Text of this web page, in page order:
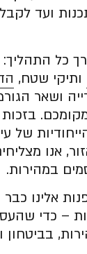
ועד
כל
ותיקי שטח,
ושאר
של
אנו
במהירות.
אלינו כבר
– כדי